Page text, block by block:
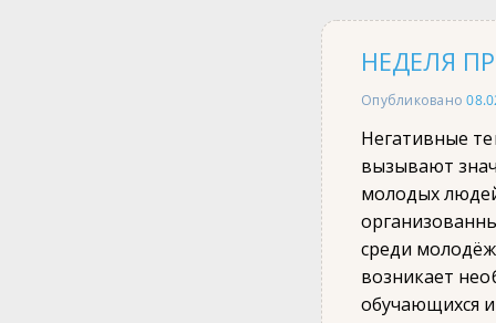
НЕДЕЛЯ
Опубликовано
Негативные
вызывают
молодых
среди
возникает
обучающихся